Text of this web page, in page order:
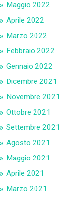
Maggio 2022
Aprile 2022
Marzo 2022
Febbraio 2022
Gennaio 2022
Dicembre 2021
Novembre 2021
Ottobre 2021
Settembre 2021
Agosto 2021
Maggio 2021
Aprile 2021
Marzo 2021